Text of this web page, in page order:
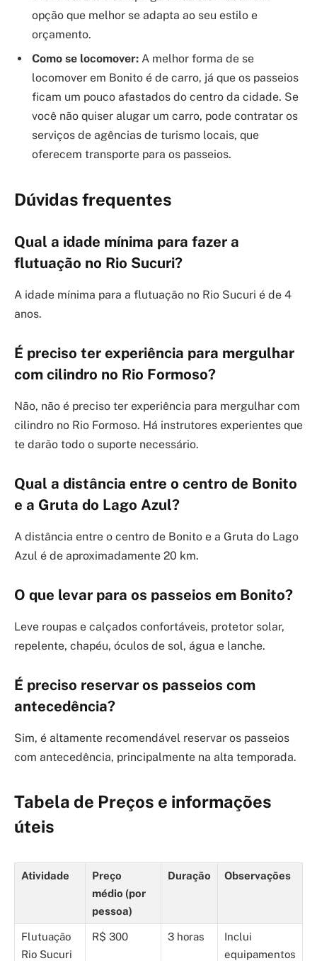
opção que melhor se adapta ao seu estilo e
orçamento.
Como se locomover: A melhor forma de se
locomover em Bonito é de carro, já que os passeios
ficam um pouco afastados do centro da cidade. Se
você não quiser alugar um carro, pode contratar os
serviços de agências de turismo locais, que
oferecem transporte para os passeios.
Dúvidas frequentes
Qual a idade mínima para fazer a
flutuação no Rio Sucuri?
A idade mínima para a flutuação no Rio Sucuri é de 4
anos.
É preciso ter experiência para mergulhar
com cilindro no Rio Formoso?
Não, não é preciso ter experiência para mergulhar com
cilindro no Rio Formoso. Há instrutores experientes que
te darão todo o suporte necessário.
Qual a distância entre o centro de Bonito
e a Gruta do Lago Azul?
A distância entre o centro de Bonito e a Gruta do Lago
Azul é de aproximadamente 20 km.
O que levar para os passeios em Bonito?
Leve roupas e calçados confortáveis, protetor solar,
repelente, chapéu, óculos de sol, água e lanche.
É preciso reservar os passeios com
antecedência?
Sim, é altamente recomendável reservar os passeios
com antecedência, principalmente na alta temporada.
Tabela de Preços e informações
úteis
Atividade
Preço
médio (por
pessoa)
Duração Observações
Flutuação
Rio Sucuri
R$ 300 3 horas
Inclui
equipamentos